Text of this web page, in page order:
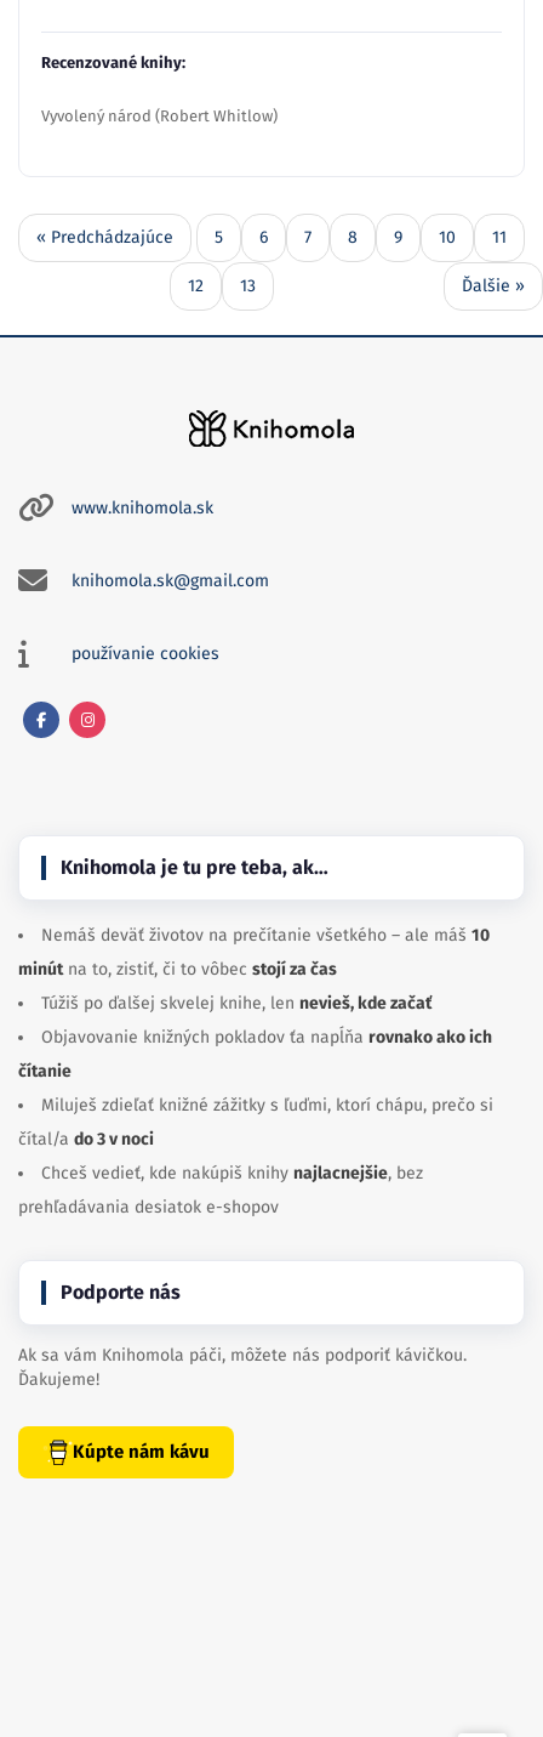
Recenzované knihy:
Vyvolený národ (Robert Whitlow)
« Predchádzajúce 5 6 7 8 9 10 11
12 13 Ďalšie »
www.knihomola.sk
knihomola.sk@gmail.com
používanie cookies
Knihomola je tu pre teba, ak…
Nemáš deväť životov na prečítanie všetkého – ale máš 10
minútna to, zistiť, či to vôbec stojí za čas
Túžiš po ďalšej skvelej knihe, len nevieš, kde začať
Objavovanie knižných pokladov ťa napĺňa rovnako ako ich
čítanie
Miluješ zdieľať knižné zážitky s ľuďmi, ktorí chápu, prečo si
čítal/a do 3 v noci
Chceš vedieť, kde nakúpiš knihy najlacnejšie, bez
prehľadávania desiatok e-shopov
Podporte nás
Ak sa vám Knihomola páči, môžete nás podporiť kávičkou.
Ďakujeme!
Kúpte nám kávu